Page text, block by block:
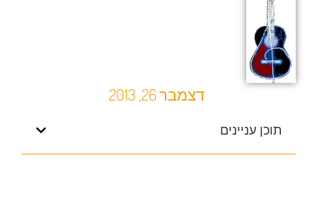
דצמבר 26, 2013
תוכן עניינים